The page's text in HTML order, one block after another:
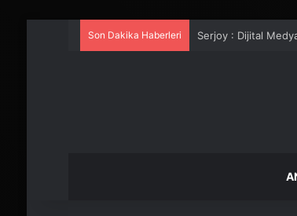
Son Dakika Haberleri UETDS Nedir ?